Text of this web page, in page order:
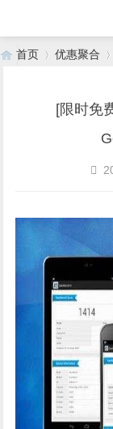
首页 优惠聚合
[限时免